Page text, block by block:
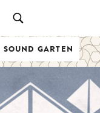
SOUND GARTEN